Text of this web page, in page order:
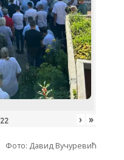
22 › »
Фото: Давид Вучуревић